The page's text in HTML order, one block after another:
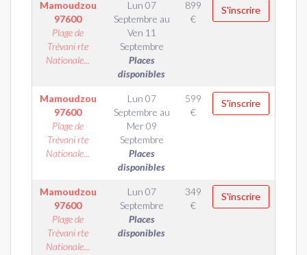
Mamoudzou
97600
Plage de
Trévani rte
Nationale...
Lun 07
Septembre au
Ven 11
Septembre
Places
disponibles
899
€
S'inscrire
Mamoudzou
97600
Plage de
Trévani rte
Nationale...
Lun 07
Septembre au
Mer 09
Septembre
Places
disponibles
599
€
S'inscrire
Mamoudzou
97600
Plage de
Trévani rte
Nationale...
Lun 07
Septembre
Places
disponibles
349
€
S'inscrire